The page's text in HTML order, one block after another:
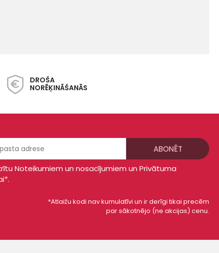
DROŠA
NORĒĶINĀŠANĀS
Noteikumiem un nosacījumiem un Privātuma
.
*Atlaižu kodi nav kumulatīvi un ir derīgi tikai precēm
par sākotnējo (ne akcijas) cenu.